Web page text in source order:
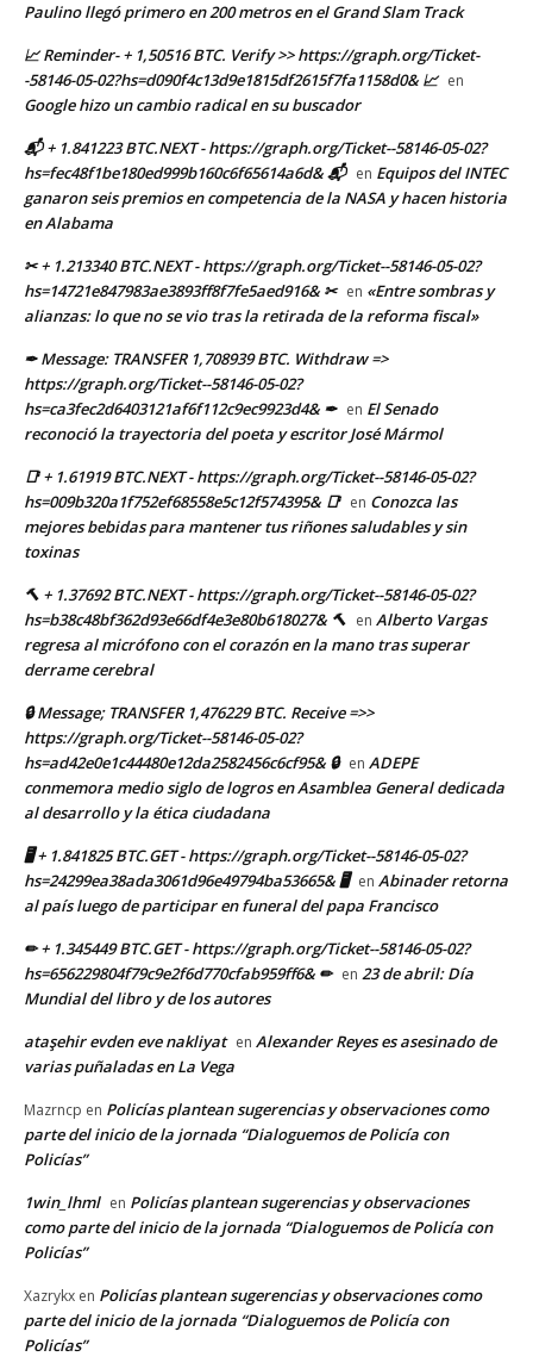
Paulino llegó primero en 200 metros en el Grand Slam Track
📈 Reminder- + 1,50516 BTC. Verify >> https://graph.org/Ticket-
-58146-05-02?hs=d090f4c13d9e1815df2615f7fa1158d0& 📈 en
Google hizo un cambio radical en su buscador
📬 + 1.841223 BTC.NEXT - https://graph.org/Ticket--58146-05-02?
hs=fec48f1be180ed999b160c6f65614a6d& 📬 en Equipos del INTEC
ganaron seis premios en competencia de la NASA y hacen historia
en Alabama
✂ + 1.213340 BTC.NEXT - https://graph.org/Ticket--58146-05-02?
hs=14721e847983ae3893ff8f7fe5aed916& ✂ en «Entre sombras y
alianzas: lo que no se vio tras la retirada de la reforma fiscal»
✒ Message: TRANSFER 1,708939 BTC. Withdraw =>
https://graph.org/Ticket--58146-05-02?
hs=ca3fec2d6403121af6f112c9ec9923d4& ✒ en El Senado
reconoció la trayectoria del poeta y escritor José Mármol
📑 + 1.61919 BTC.NEXT - https://graph.org/Ticket--58146-05-02?
hs=009b320a1f752ef68558e5c12f574395& 📑 en Conozca las
mejores bebidas para mantener tus riñones saludables y sin
toxinas
🔨 + 1.37692 BTC.NEXT - https://graph.org/Ticket--58146-05-02?
hs=b38c48bf362d93e66df4e3e80b618027& 🔨 en Alberto Vargas
regresa al micrófono con el corazón en la mano tras superar
derrame cerebral
🔒 Message; TRANSFER 1,476229 BTC. Receive =>>
https://graph.org/Ticket--58146-05-02?
hs=ad42e0e1c44480e12da2582456c6cf95& 🔒 en ADEPE
conmemora medio siglo de logros en Asamblea General dedicada
al desarrollo y la ética ciudadana
🖥 + 1.841825 BTC.GET - https://graph.org/Ticket--58146-05-02?
hs=24299ea38ada3061d96e49794ba53665& 🖥 en Abinader retorna
al país luego de participar en funeral del papa Francisco
✏ + 1.345449 BTC.GET - https://graph.org/Ticket--58146-05-02?
hs=656229804f79c9e2f6d770cfab959ff6& ✏ en 23 de abril: Día
Mundial del libro y de los autores
ataşehir evden eve nakliyat en Alexander Reyes es asesinado de
varias puñaladas en La Vega
Mazrncp en Policías plantean sugerencias y observaciones como
parte del inicio de la jornada “Dialoguemos de Policía con
Policías”
1win_lhml en Policías plantean sugerencias y observaciones
como parte del inicio de la jornada “Dialoguemos de Policía con
Policías”
Xazrykx en Policías plantean sugerencias y observaciones como
parte del inicio de la jornada “Dialoguemos de Policía con
Policías”